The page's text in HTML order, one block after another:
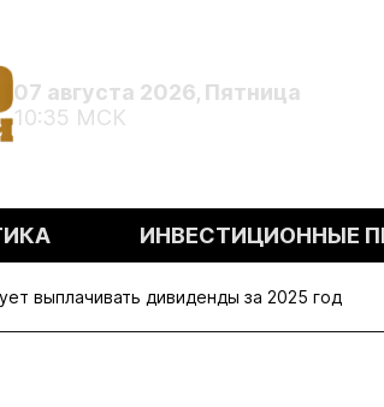
07 августа 2026, Пятница
10:35 МСК
ИНВЕСТИЦИОННЫЕ
выплачивать дивиденды за 2025 год